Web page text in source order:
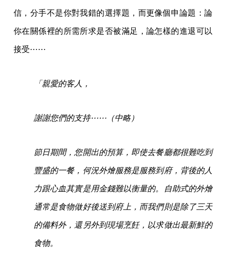
信，分手不是你對我錯的選擇題，而更像個申論題：論
你在關係裡的所需所求是否被滿足，論怎樣的進退可以
接受⋯⋯
「親愛的客人，
謝謝您們的支持⋯⋯（中略）
節日期間，您開出的預算，即使去餐廳都很難吃到
豐盛的一餐，何況外燴服務是服務到府，背後的人
力跟心血其實是用金錢難以衡量的。自助式的外燴
通常是食物做好後送到府上，而我們則是除了三天
的備料外，還另外到現場烹飪，以求做出最新鮮的
食物。